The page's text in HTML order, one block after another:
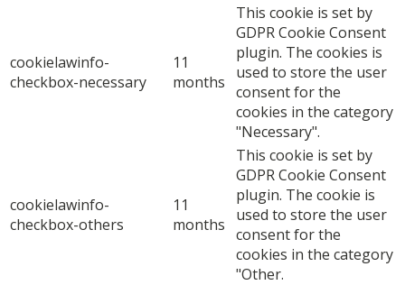
cookielawinfo-
checkbox-necessary
11
months
This cookie is set by
GDPR Cookie Consent
plugin. The cookies is
used to store the user
consent for the
cookies in the category
"Necessary".
cookielawinfo-
checkbox-others
11
months
This cookie is set by
GDPR Cookie Consent
plugin. The cookie is
used to store the user
consent for the
cookies in the category
"Other.